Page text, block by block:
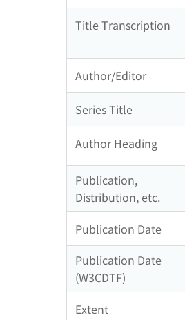
Title Transcription
Author/Editor
Series Title
Author Heading
Publication,
Distribution, etc.
Publication Date
Publication Date
(W3CDTF)
Extent